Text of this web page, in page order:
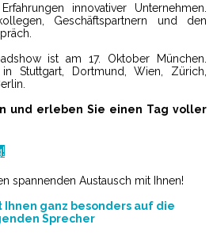
innovativer Unternehmen.
Geschäftspartnern und den
ist am 17. Oktober München.
Stuttgart, Dortmund, Wien, Zürich,
und erleben Sie einen Tag voller
spannenden Austausch mit Ihnen!
ganz besonders auf die
Sprecher